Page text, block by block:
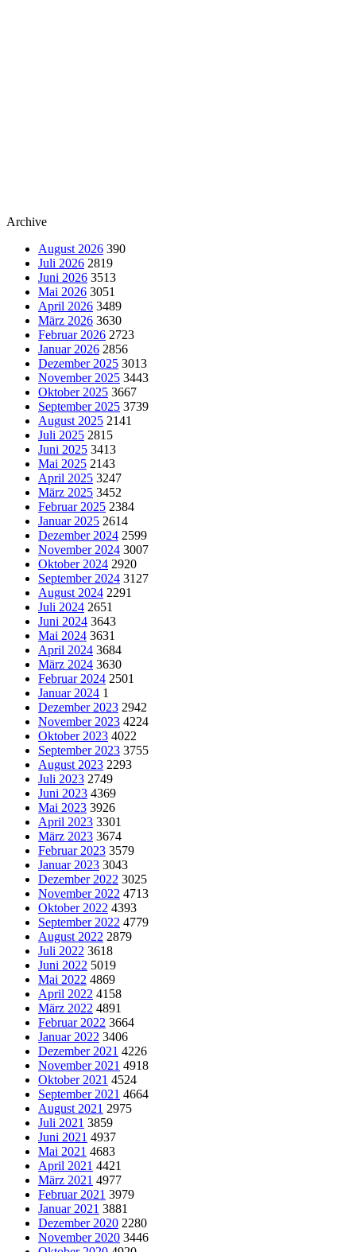
Archive
August 2026 390
Juli 2026 2819
Juni 2026 3513
Mai 2026 3051
April 2026 3489
März 2026 3630
Februar 2026 2723
Januar 2026 2856
Dezember 2025 3013
November 2025 3443
Oktober 2025 3667
September 2025 3739
August 2025 2141
Juli 2025 2815
Juni 2025 3413
Mai 2025 2143
April 2025 3247
März 2025 3452
Februar 2025 2384
Januar 2025 2614
Dezember 2024 2599
November 2024 3007
Oktober 2024 2920
September 2024 3127
August 2024 2291
Juli 2024 2651
Juni 2024 3643
Mai 2024 3631
April 2024 3684
März 2024 3630
Februar 2024 2501
Januar 2024 1
Dezember 2023 2942
November 2023 4224
Oktober 2023 4022
September 2023 3755
August 2023 2293
Juli 2023 2749
Juni 2023 4369
Mai 2023 3926
April 2023 3301
März 2023 3674
Februar 2023 3579
Januar 2023 3043
Dezember 2022 3025
November 2022 4713
Oktober 2022 4393
September 2022 4779
August 2022 2879
Juli 2022 3618
Juni 2022 5019
Mai 2022 4869
April 2022 4158
März 2022 4891
Februar 2022 3664
Januar 2022 3406
Dezember 2021 4226
November 2021 4918
Oktober 2021 4524
September 2021 4664
August 2021 2975
Juli 2021 3859
Juni 2021 4937
Mai 2021 4683
April 2021 4421
März 2021 4977
Februar 2021 3979
Januar 2021 3881
Dezember 2020 2280
November 2020 3446